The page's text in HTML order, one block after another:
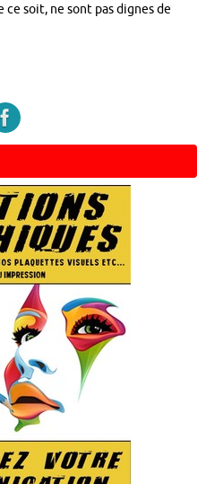
soit, ne sont pas dignes de